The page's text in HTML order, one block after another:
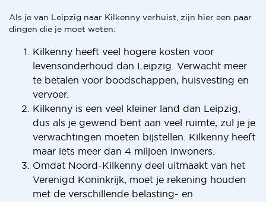
Als je van Leipzig naar Kilkenny verhuist, zijn hier een paar
dingen die je moet weten:
Kilkenny heeft veel hogere kosten voor
levensonderhoud dan Leipzig. Verwacht meer
te betalen voor boodschappen, huisvesting en
vervoer.
Kilkenny is een veel kleiner land dan Leipzig,
dus als je gewend bent aan veel ruimte, zul je je
verwachtingen moeten bijstellen. Kilkenny heeft
maar iets meer dan 4 miljoen inwoners.
Omdat Noord-Kilkenny deel uitmaakt van het
Verenigd Koninkrijk, moet je rekening houden
met de verschillende belasting- en